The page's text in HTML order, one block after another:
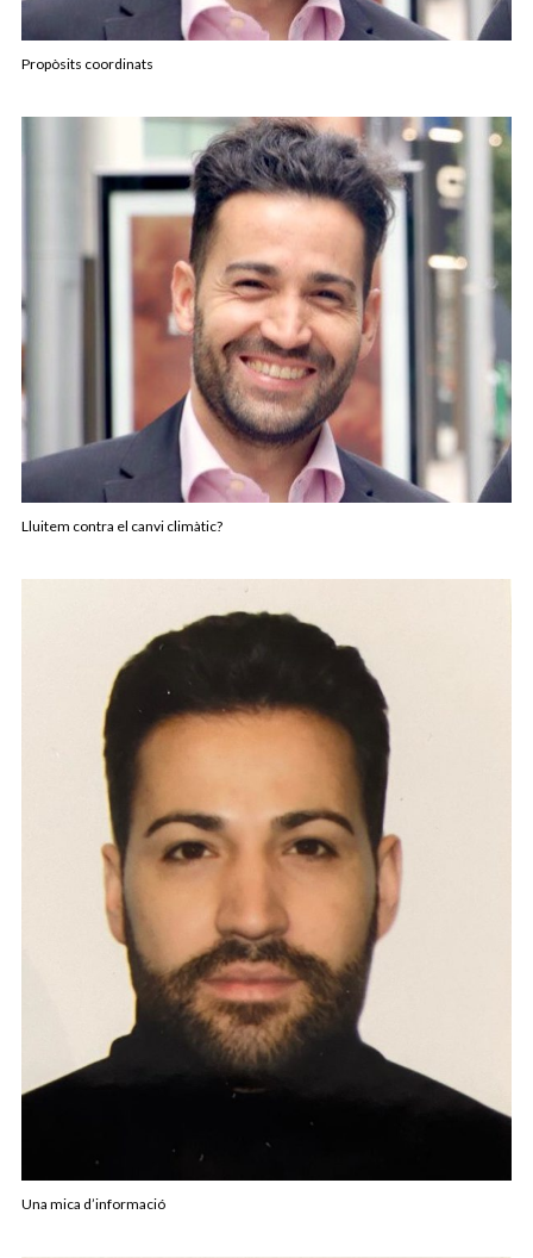
Propòsits coordinats
Lluitem contra el canvi climàtic?
Una mica d’informació